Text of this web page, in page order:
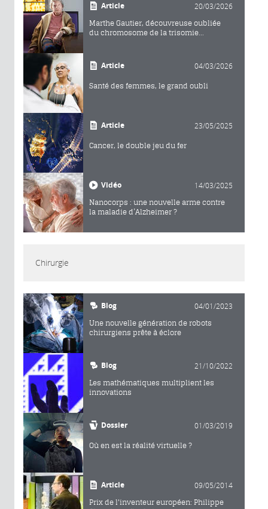
Article 20/03/2026
Marthe Gautier, découvreuse oubliée
du chromosome de la trisomie...
Article 04/03/2026
Santé des femmes, le grand oubli
Article 23/05/2025
Cancer, le double jeu du fer
Vidéo 14/03/2025
Nanocorps : une nouvelle arme contre
la maladie d’Alzheimer ?
Chirurgie
Blog 04/01/2023
Une nouvelle génération de robots
chirurgiens prête à éclore
Blog 21/10/2022
Les mathématiques multiplient les
innovations
Dossier 01/03/2019
Où en est la réalité virtuelle ?
Article 09/05/2014
Prix de l'inventeur européen: Philippe